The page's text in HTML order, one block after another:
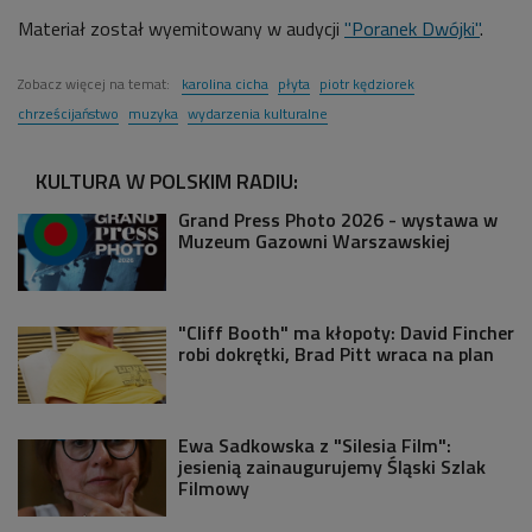
Materiał został wyemitowany w audycji "Poranek Dwójki".
Zobacz więcej na temat: karolina cicha płyta piotr kędziorek
chrześcijaństwo muzyka wydarzenia kulturalne
KULTURA W POLSKIM RADIU:
Grand Press Photo 2026 - wystawa w
Muzeum Gazowni Warszawskiej
"Cliff Booth" ma kłopoty: David Fincher
robi dokrętki, Brad Pitt wraca na plan
Ewa Sadkowska z "Silesia Film":
jesienią zainaugurujemy Śląski Szlak
Filmowy